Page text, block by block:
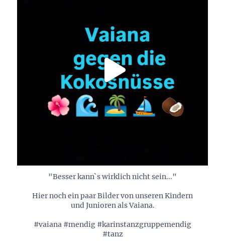
"Besser kann`s wirklich nicht sein..."
Hier noch ein paar Bilder von unseren Kindern
und Junioren als Vaiana.
#vaiana #mendig #karinstanzgruppemendig
#tanz